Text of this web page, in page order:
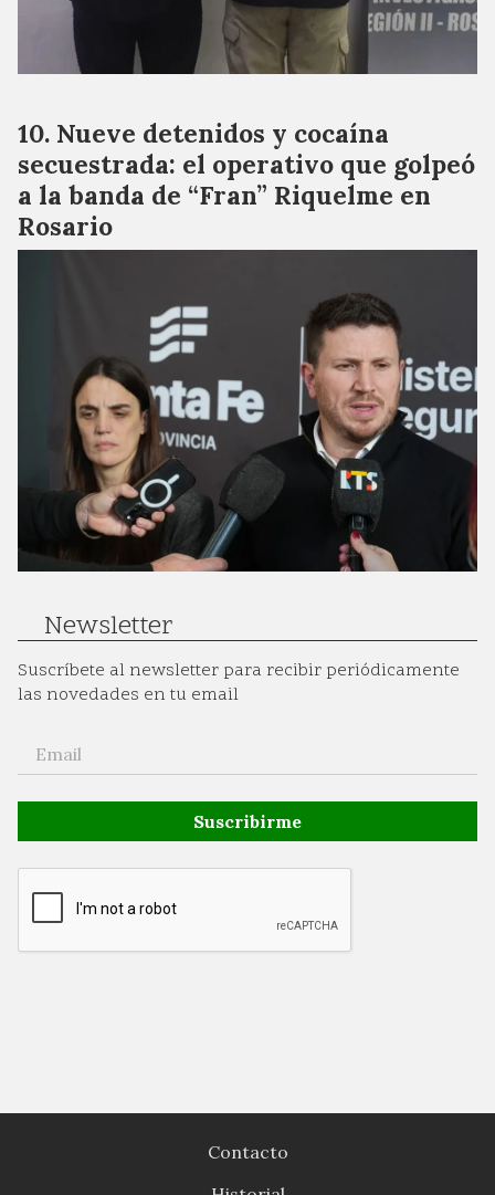
Nueve detenidos y cocaína
secuestrada: el operativo que golpeó
a la banda de “Fran” Riquelme en
Rosario
Newsletter
Suscríbete al newsletter para recibir periódicamente
las novedades en tu email
Suscribirme
Contacto